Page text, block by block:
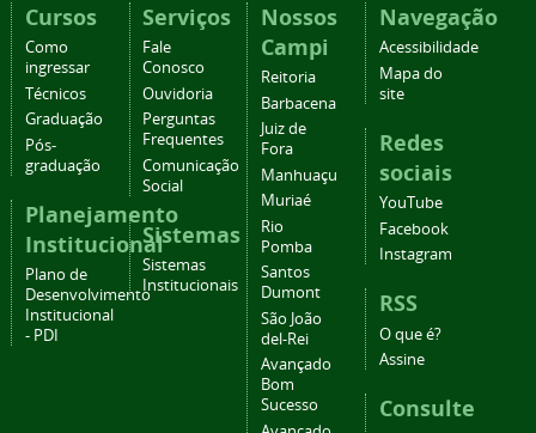
Cursos
Como
ingressar
Técnicos
Graduação
Pós-
graduação
Planejamento
Institucional
Plano de
Desenvolvimento
Institucional
- PDI
Serviços
Fale
Conosco
Ouvidoria
Perguntas
Frequentes
Comunicação
Social
Sistemas
Sistemas
Institucionais
Nossos
Campi
Reitoria
Barbacena
Juiz de
Fora
Manhuaçu
Muriaé
Rio
Pomba
Santos
Dumont
São João
del-Rei
Avançado
Bom
Sucesso
Navegação
Acessibilidade
Mapa do
site
Redes
sociais
YouTube
Facebook
Instagram
RSS
O que é?
Assine
Consulte